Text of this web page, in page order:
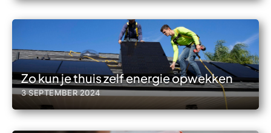
Zo kun je thuis zelf energie opwekken
3 SEPTEMBER 2024